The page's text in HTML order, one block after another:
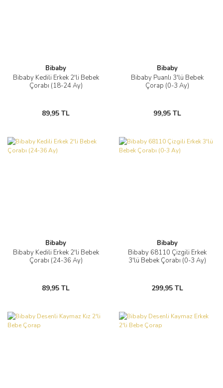
Bibaby
Bibaby Kedili Erkek 2'li Bebek
Çorabı (18-24 Ay)
89,95 TL
Bibaby
Bibaby Puanlı 3'lü Bebek
Çorap (0-3 Ay)
99,95 TL
Bibaby
Bibaby Kedili Erkek 2'li Bebek
Çorabı (24-36 Ay)
89,95 TL
Bibaby
Bibaby 68110 Çizgili Erkek
3'lü Bebek Çorabı (0-3 Ay)
299,95 TL